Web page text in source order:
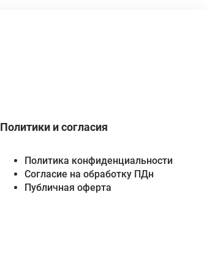
Политики и согласия
Политика конфиденциальности
Согласие на обработку ПДн
Публичная оферта